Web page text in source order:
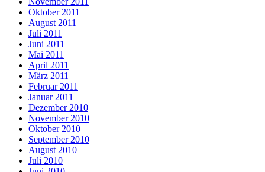
Oktober 2011
August 2011
Juli 2011
Juni 2011
Mai 2011
April 2011
März 2011
Februar 2011
Januar 2011
Dezember 2010
November 2010
Oktober 2010
September 2010
August 2010
Juli 2010